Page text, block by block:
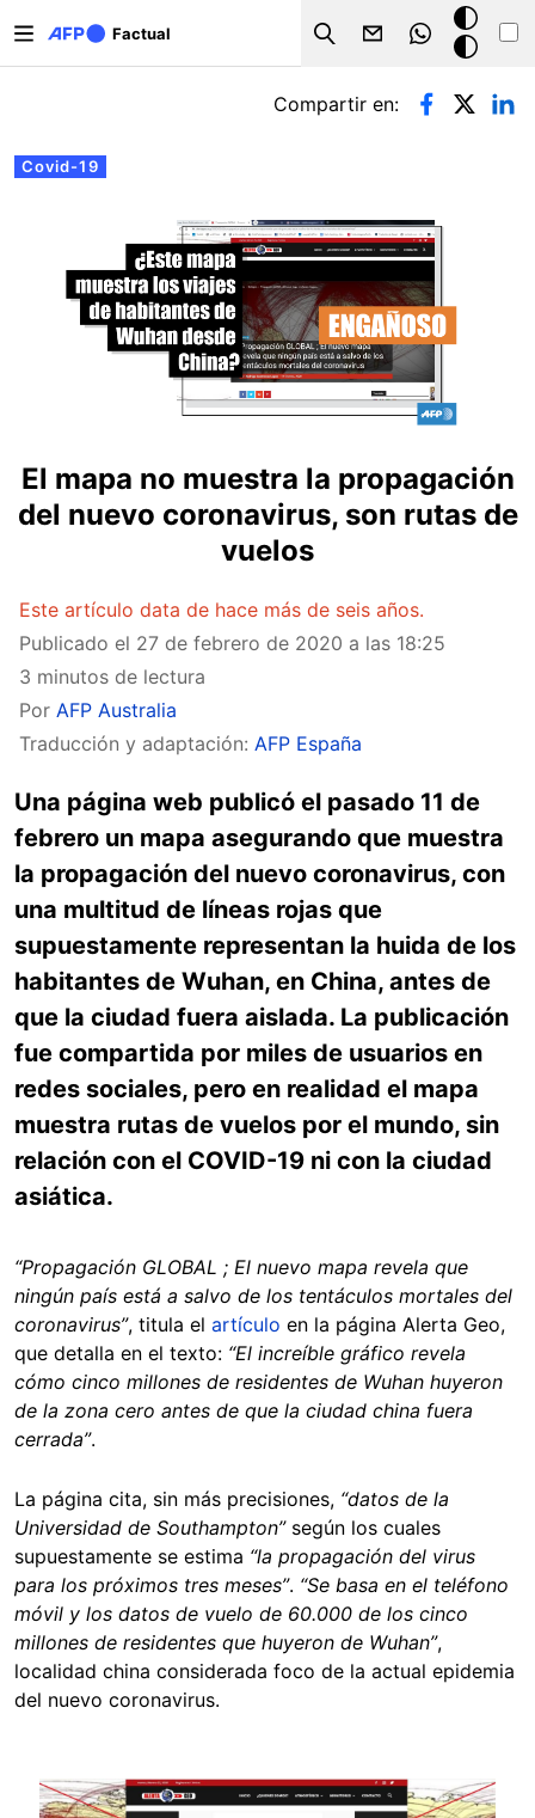
Factual
Search
Modo
oscuro
Solapas principales
Covid-19
Compartir en:
El mapa no muestra la propagación
del nuevo coronavirus, son rutas de
vuelos
Este artículo data de hace más de seis años.
Publicado el 27 de febrero de 2020 a las 18:25
3 minutos de lectura
Por AFP Australia
Traducción y adaptación: AFP España
Una página web publicó el pasado 11 de
febrero un mapa asegurando que muestra
la propagación del nuevo coronavirus, con
una multitud de líneas rojas que
supuestamente representan la huida de los
habitantes de Wuhan, en China, antes de
que la ciudad fuera aislada. La publicación
fue compartida por miles de usuarios en
redes sociales, pero en realidad el mapa
muestra rutas de vuelos por el mundo, sin
relación con el COVID-19 ni con la ciudad
asiática.
“Propagación GLOBAL ; El nuevo mapa revela que
ningún país está a salvo de los tentáculos mortales del
coronavirus”, titula el artículo en la página Alerta Geo,
que detalla en el texto: “El increíble gráfico revela
cómo cinco millones de residentes de Wuhan huyeron
de la zona cero antes de que la ciudad china fuera
cerrada”.
La página cita, sin más precisiones, “datos de la
Universidad de Southampton”según los cuales
supuestamente se estima “la propagación del virus
para los próximos tres meses”. “Se basa en el teléfono
móvil y los datos de vuelo de 60.000 de los cinco
millones de residentes que huyeron de Wuhan”,
localidad china considerada foco de la actual epidemia
del nuevo coronavirus.
Image